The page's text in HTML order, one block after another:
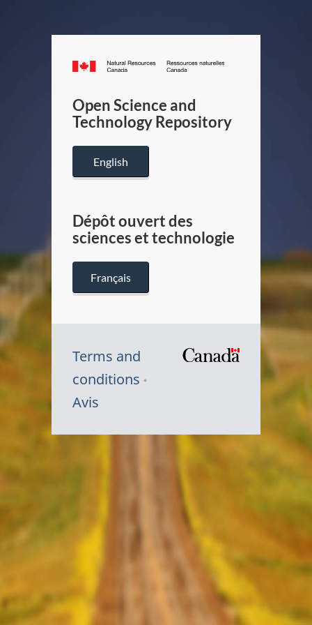
Canada.ca
/
Canada
Open Science and
Technology Repository
English
Dépôt ouvert des
sciences et technologie
Français
Terms and
conditions
Avis
Symbole
Canada